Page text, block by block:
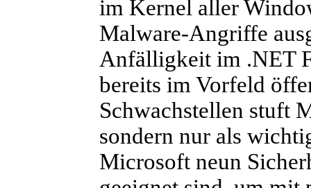
im Kernel aller
Malware-Angriffe
Anfälligkeit im .NET
bereits im Vorfeld
Schwachstellen stuft
sondern nur als
Microsoft neun